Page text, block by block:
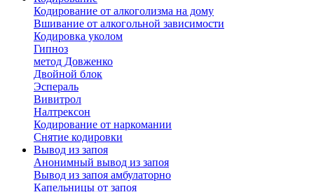
Кодирование от алкоголизма на дому
Вшивание от алкогольной зависимости
Кодировка уколом
Гипноз
метод Довженко
Двойной блок
Эспераль
Вивитрол
Налтрексон
Кодирование от наркомании
Снятие кодировки
Вывод из запоя
Анонимный вывод из запоя
Вывод из запоя амбулаторно
Капельницы от запоя